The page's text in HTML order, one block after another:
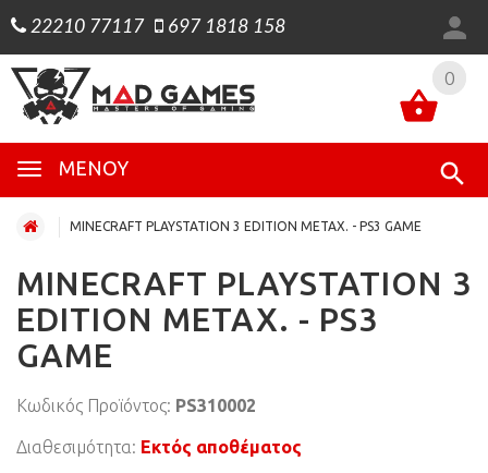
22210 77117 697 1818 158
0
ΜΕΝΟΎ
0
MINECRAFT PLAYSTATION 3 EDITION ΜΕΤΑΧ. - PS3 GAME
MINECRAFT PLAYSTATION 3
EDITION ΜΕΤΑΧ. - PS3
GAME
Κωδικός Προϊόντος: PS310002
Διαθεσιμότητα: Εκτός αποθέματος